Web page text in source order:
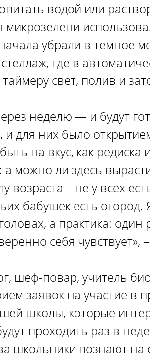
водой или
микрозелени
убрали в темное
где в
свет, полив и
неделю — и будут
и для них было
на вкус, как редиска
можно ли здесь
возраста – не у всех
бабушек есть огород.
а практика: один
себя чувствует»,
шеф-повар, учитель
заявок на участие в
школы, которые
проходить раз в
школьники познают